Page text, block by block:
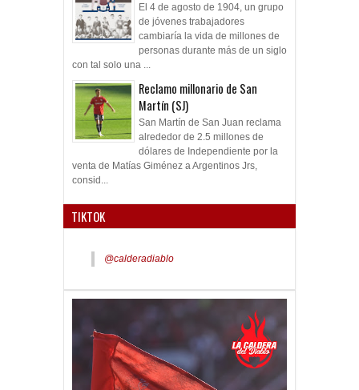
El 4 de agosto de 1904, un grupo
de jóvenes trabajadores
cambiaría la vida de millones de
personas durante más de un siglo
con tal solo una ...
Reclamo millonario de San
Martín (SJ)
San Martín de San Juan reclama
alrededor de 2.5 millones de
dólares de Independiente por la
venta de Matías Giménez a Argentinos Jrs,
consid...
TIKTOK
@calderadiablo